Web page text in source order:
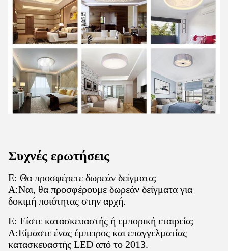
Συχνές ερωτήσεις
Ε: Θα προσφέρετε δωρεάν δείγματα;
A:Ναι, θα προσφέρουμε δωρεάν δείγματα για
δοκιμή ποιότητας στην αρχή.
Ε: Είστε κατασκευαστής ή εμπορική εταιρεία;
A:Είμαστε ένας έμπειρος και επαγγελματίας
κατασκευαστής LED από το 2013.